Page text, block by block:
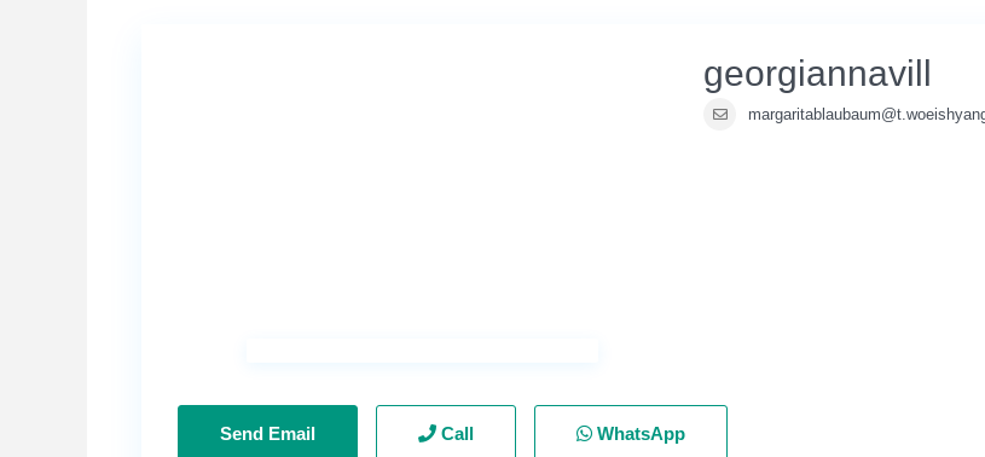
georgiannavill
Send Email Call WhatsApp